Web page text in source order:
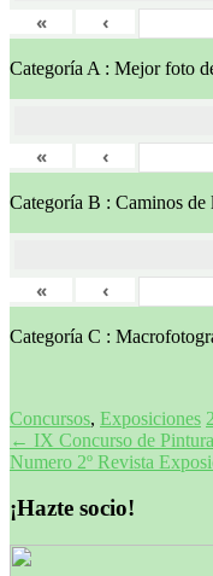
« ‹
Categoría A : Mejor foto
« ‹
Categoría B : Caminos de
« ‹
Categoría C :
Concursos, Exposiciones
Navegación
de
entradas
← IX Concurso de
Numero 2º Revista
¡Hazte socio!